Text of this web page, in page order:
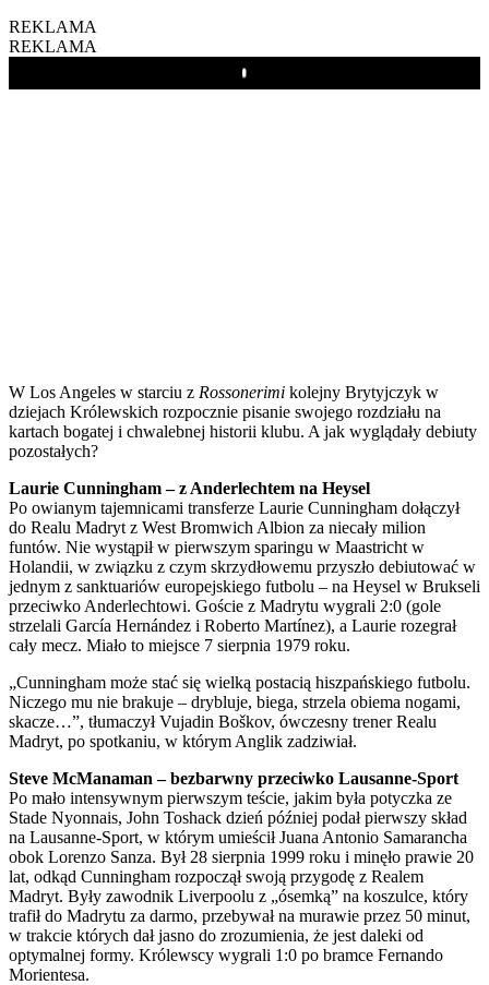
REKLAMA
REKLAMA
Play
W Los Angeles w starciu z Rossonerimi kolejny Brytyjczyk w
dziejach Królewskich rozpocznie pisanie swojego rozdziału na
kartach bogatej i chwalebnej historii klubu. A jak wyglądały debiuty
pozostałych?
Laurie Cunningham – z Anderlechtem na Heysel
Po owianym tajemnicami transferze Laurie Cunningham dołączył
do Realu Madryt z West Bromwich Albion za niecały milion
funtów. Nie wystąpił w pierwszym sparingu w Maastricht w
Holandii, w związku z czym skrzydłowemu przyszło debiutować w
jednym z sanktuariów europejskiego futbolu – na Heysel w Brukseli
przeciwko Anderlechtowi. Goście z Madrytu wygrali 2:0 (gole
strzelali García Hernández i Roberto Martínez), a Laurie rozegrał
cały mecz. Miało to miejsce 7 sierpnia 1979 roku.
„Cunningham może stać się wielką postacią hiszpańskiego futbolu.
Niczego mu nie brakuje – drybluje, biega, strzela obiema nogami,
skacze…”, tłumaczył Vujadin Boškov, ówczesny trener Realu
Madryt, po spotkaniu, w którym Anglik zadziwiał.
Steve McManaman – bezbarwny przeciwko Lausanne-Sport
Po mało intensywnym pierwszym teście, jakim była potyczka ze
Stade Nyonnais, John Toshack dzień później podał pierwszy skład
na Lausanne-Sport, w którym umieścił Juana Antonio Samarancha
obok Lorenzo Sanza. Był 28 sierpnia 1999 roku i minęło prawie 20
lat, odkąd Cunningham rozpoczął swoją przygodę z Realem
Madryt. Były zawodnik Liverpoolu z „ósemką” na koszulce, który
trafił do Madrytu za darmo, przebywał na murawie przez 50 minut,
w trakcie których dał jasno do zrozumienia, że jest daleki od
optymalnej formy. Królewscy wygrali 1:0 po bramce Fernando
Morientesa.